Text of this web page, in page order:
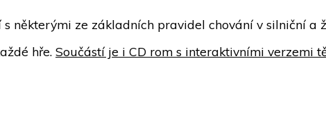
některými ze základních pravidel chování v silniční a
hře. Součástí je i CD rom s interaktivními verzemi